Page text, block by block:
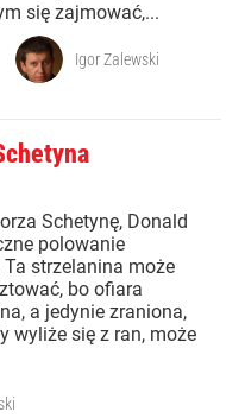
się zajmować,...
Igor Zalewski
Schetynę, Donald
polowanie
strzelanina może
bo ofiara
a jedynie zraniona,
wyliże się z ran, może